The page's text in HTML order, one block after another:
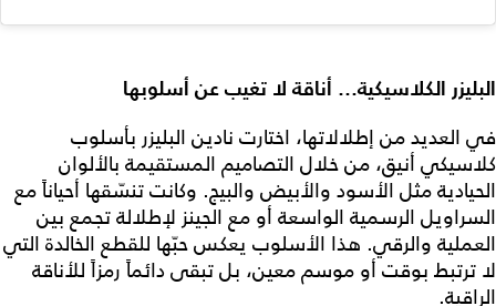
البليزر الكلاسيكية… أناقة لا تغيب عن أسلوبها
في العديد من إطلالاتها، اختارت نادين البليزر بأسلوب
كلاسيكي أنيق، من خلال التصاميم المستقيمة بالألوان
الحيادية مثل الأسود والأبيض والبيج. وكانت تنسّقها أحياناً مع
السراويل الرسمية الواسعة أو مع الجينز لإطلالة تجمع بين
العملية والرقي. هذا الأسلوب يعكس حبّها للقطع الخالدة التي
لا ترتبط بوقت أو موسم معين، بل تبقى دائماً رمزاً للأناقة
الراقية.